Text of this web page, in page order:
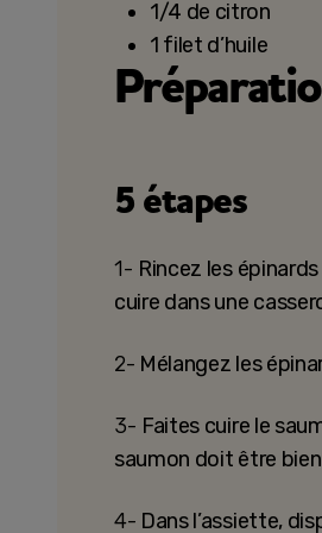
1/4 de citron
1 filet d’huile
5 étapes
1- Rincez les
cuire dans une
2- Mélangez les
3- Faites cuire le
saumon doit être
4- Dans l’assiette,